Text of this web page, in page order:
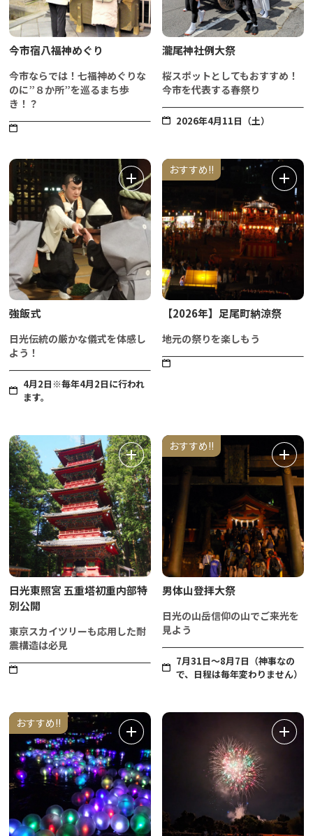
今市宿八福神めぐり
今市ならでは！七福神めぐりな
のに”８か所”を巡るまち歩
き！？
瀧尾神社例大祭
桜スポットとしてもおすすめ！
今市を代表する春祭り
2026年4月11日（土）
強飯式
日光伝統の厳かな儀式を体感し
よう！
4月2日※毎年4月2日に行われ
ます。
おすすめ!!
【2026年】足尾町納涼祭
地元の祭りを楽しもう
日光東照宮 五重塔初重内部特
別公開
東京スカイツリーも応用した耐
震構造は必見
おすすめ!!
男体山登拝大祭
日光の山岳信仰の山でご来光を
見よう
7月31日～8月7日（神事なの
で、日程は毎年変わりません）
おすすめ!!